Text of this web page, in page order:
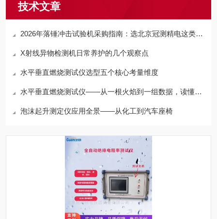
技术文章
2026年落锤冲击试验机采购指南：选北京冠测精电这类靠谱厂家更省心
X射线异物检测机日常养护的几个观察点
水平垂直燃烧测试仪选型五个核心考量维度
水平垂直燃烧测试仪——从一根火焰到一组数据，读懂材料的“防火基因”
泡沫起升测定仪应用全景——从化工到汽车座椅